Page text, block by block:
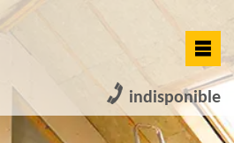
indisponible